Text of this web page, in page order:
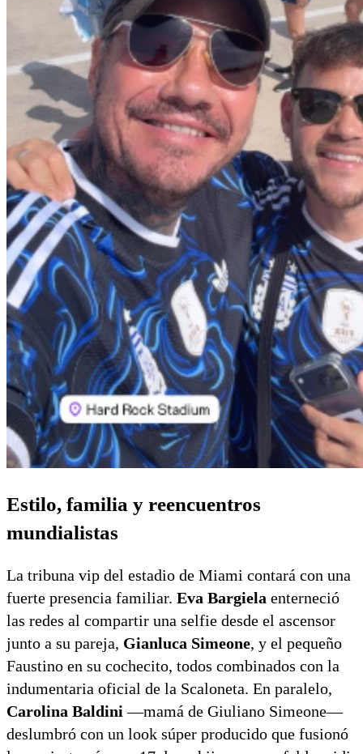
Estilo, familia y reencuentros
mundialistas
La tribuna vip del estadio de Miami contará con una
fuerte presencia familiar. Eva Bargiela enterneció
las redes al compartir una selfie desde el ascensor
junto a su pareja, Gianluca Simeone, y el pequeño
Faustino en su cochecito, todos combinados con la
indumentaria oficial de la Scaloneta. En paralelo,
Carolina Baldini —mamá de Giuliano Simeone—
deslumbró con un look súper producido que fusionó